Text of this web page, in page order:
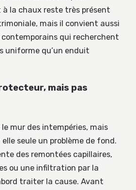
à la chaux reste très présent
mais il convient aussi
contemporains qui recherchent
uniforme qu’un enduit
mais pas
mur des intempéries, mais
elle seule un problème de fond.
des remontées capillaires,
ou une infiltration par la
traiter la cause. Avant